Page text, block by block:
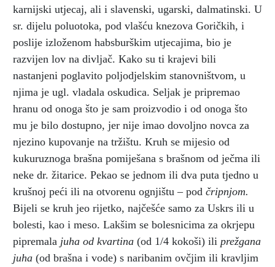
karnijski utjecaj, ali i slavenski, ugarski, dalmatinski. U
sr. dijelu poluotoka, pod vlašću knezova Goričkih, i
poslije izloženom habsburškim utjecajima, bio je
razvijen lov na divljač. Kako su ti krajevi bili
nastanjeni poglavito poljodjelskim stanovništvom, u
njima je ugl. vladala oskudica. Seljak je pripremao
hranu od onoga što je sam proizvodio i od onoga što
mu je bilo dostupno, jer nije imao dovoljno novca za
njezino kupovanje na tržištu. Kruh se mijesio od
kukuruznoga brašna pomiješana s brašnom od ječma ili
neke dr. žitarice. Pekao se jednom ili dva puta tjedno u
krušnoj peći ili na otvorenu ognjištu – pod čripnjom.
Bijeli se kruh jeo rijetko, najčešće samo za Uskrs ili u
bolesti, kao i meso. Lakšim se bolesnicima za okrjepu
pipremala juha od kvartina (od 1/4 kokoši) ili prežgana
juha (od brašna i vode) s naribanim ovčjim ili kravljim